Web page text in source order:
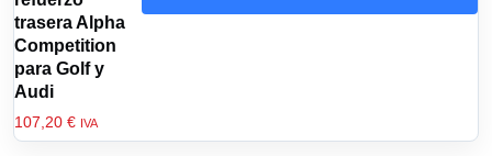
trasera Alpha
Competition
para Golf y
Audi
107,20 € IVA